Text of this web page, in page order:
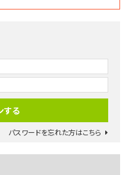
パスワードを忘れた方はこちら